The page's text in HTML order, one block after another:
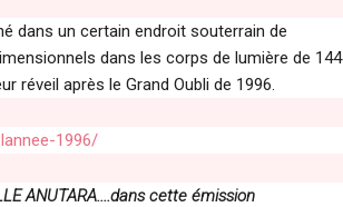
dans un certain endroit souterrain de
dans les corps de lumière de 144
réveil après le Grand Oubli de 1996.
1996/
ANUTARA....dans cette émission